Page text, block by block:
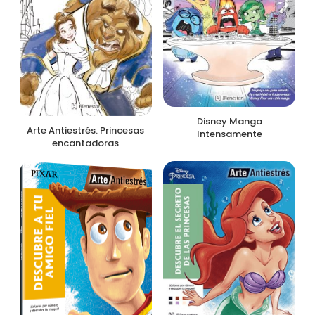
Arte Antiestrés. Princesas
encantadoras
Disney Manga
Intensamente